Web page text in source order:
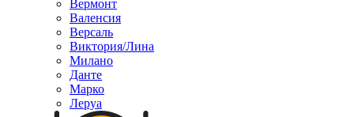
Вермонт
Валенсия
Версаль
Виктория/Лина
Милано
Данте
Марко
Леруа